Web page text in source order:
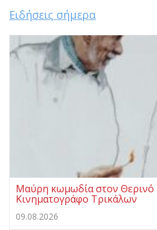
Ειδήσεις σήμερα
Μαύρη κωμωδία στον Θερινό
Κινηματογράφο Τρικάλων
09.08.2026